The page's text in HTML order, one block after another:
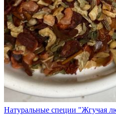
Натуральные специи "Жгучая